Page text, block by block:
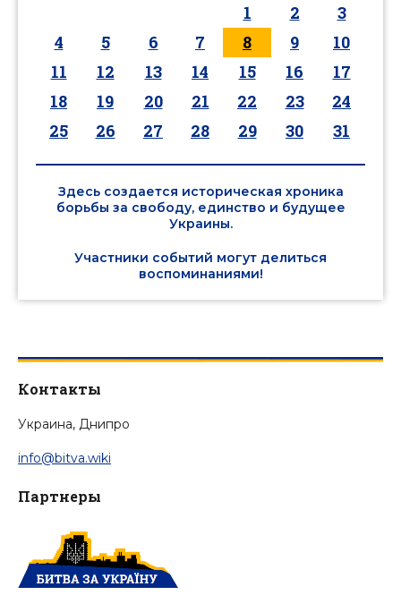
1 2
3
4
5 6 7 8 9
10
11
12 13 14 15 16
17
18
19 20 21 22 23
24
25
26 27 28 29 30 31
Здесь создается историческая хроника
борьбы за свободу, единство и будущее
Украины.
Участники событий могут делиться
воспоминаниями!
Контакты
Украина, Днипро
info@bitva.wiki
Партнеры